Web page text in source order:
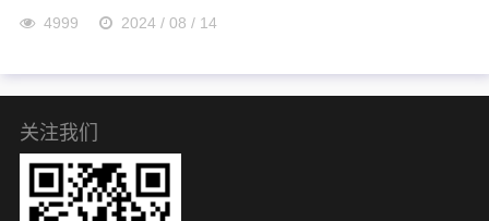
4999 2024 / 08 / 14
关注我们